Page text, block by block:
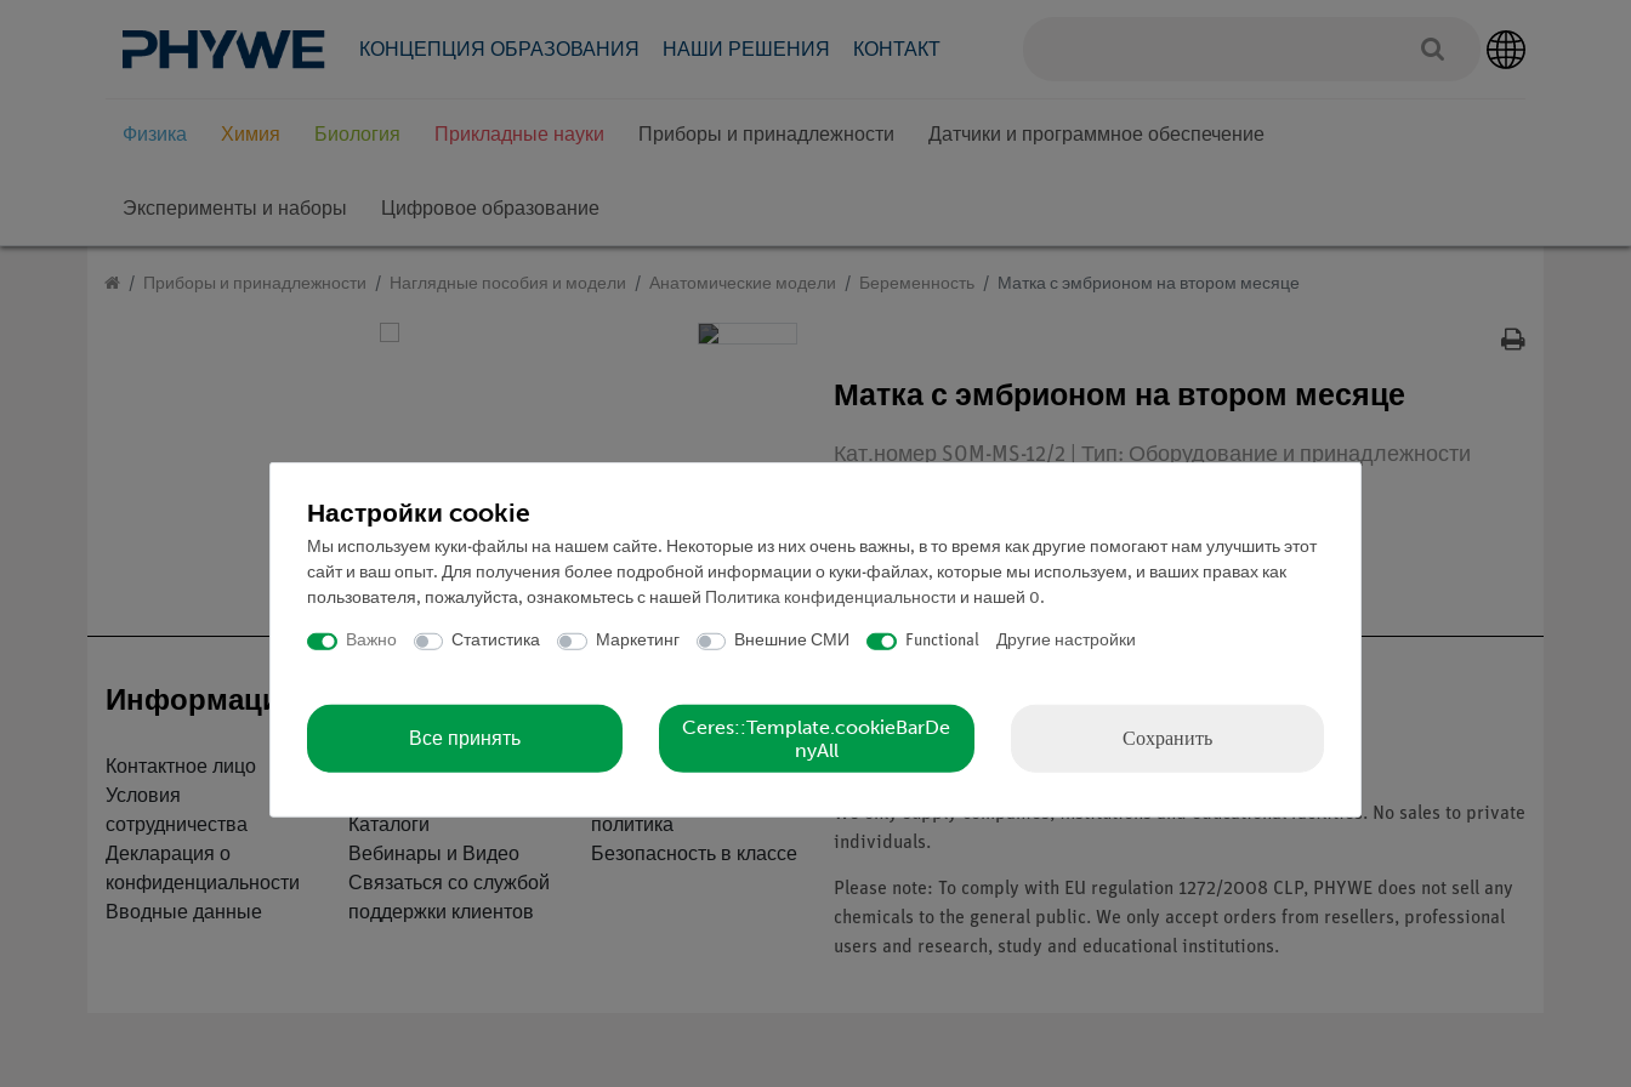
КОНЦЕПЦИЯ ОБРАЗОВАНИЯ НАШИ РЕШЕНИЯ КОНТАКТ
Физика Химия Биология Прикладные науки Приборы и принадлежности Датчики и программное обеспечение
Эксперименты и наборы Цифровое образование
Приборы и принадлежности Наглядные пособия и модели Анатомические модели Беременность Матка с эмбрионом на втором месяце
Матка с эмбрионом на втором месяце
Кат.номер SOM-MS-12/2 | Тип: Оборудование и принадлежности
Запросить предложение
Информация
Контактное лицо
Условия
сотрудничества
Декларация о
конфиденциальности
Вводные данные
Обслуживание
Краткий обзор услуг
Каталоги
Вебинары и Видео
Связаться со службой
поддержки клиентов
Компания
О нас
политика
Безопасность в классе
Please note
* Prices subject to VAT.
We only supply companies, institutions and educational facilities. No sales to private
individuals.
Please note: To comply with EU regulation 1272/2008 CLP, PHYWE does not sell any
chemicals to the general public. We only accept orders from resellers, professional
users and research, study and educational institutions.
Настройки cookie
Мы используем куки-файлы на нашем сайте. Некоторые из них очень важны, в то время как другие помогают нам улучшить этот
сайт и ваш опыт. Для получения более подробной информации о куки-файлах, которые мы используем, и ваших правах как
пользователя, пожалуйста, ознакомьтесь с нашей
Политика конфиденциальности и нашей 0.
Важно Статистика Маркетинг Внешние СМИ Functional Другие настройки
Все принять
Ceres::Template.cookieBarDe
nyAll
Сохранить